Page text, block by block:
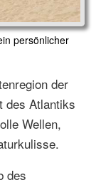
persönlicher
der
des Atlantiks
Wellen,
des